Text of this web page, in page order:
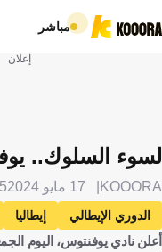
مباشر
إعلان
لسوء السلوك..
KOOORA 17 مايو 2024
الدوري الإيطالي إيطاليا
بولونيا
يوفنتوس
أعلن نادي يوفنتوس، اليوم